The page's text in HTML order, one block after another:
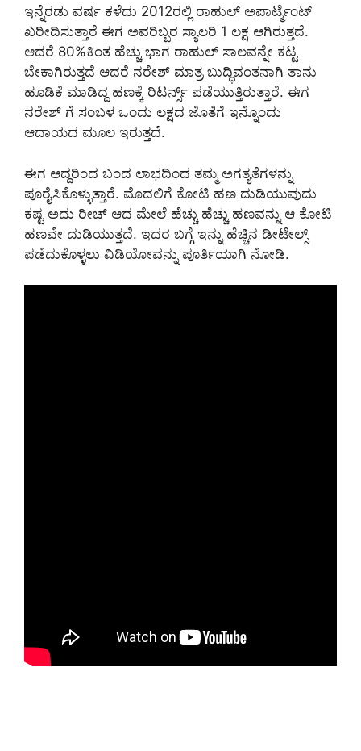
ಇನ್ನೆರಡು ವರ್ಷ ಕಳೆದು 2012ರಲ್ಲಿ ರಾಹುಲ್ ಅಪಾರ್ಟ್ಮೆಂಟ್
ಖರೀದಿಸುತ್ತಾರೆ ಈಗ ಅವರಿಬ್ಬರ ಸ್ಯಾಲರಿ 1 ಲಕ್ಷ ಆಗಿರುತ್ತದೆ.
ಆದರೆ 80%ಕಿಂತ ಹೆಚ್ಚು ಭಾಗ ರಾಹುಲ್ ಸಾಲವನ್ನೇ ಕಟ್ಟ
ಬೇಕಾಗಿರುತ್ತದೆ ಆದರೆ ನರೇಶ್ ಮಾತ್ರ ಬುದ್ಧಿವಂತನಾಗಿ ತಾನು
ಹೂಡಿಕೆ ಮಾಡಿದ್ದ ಹಣಕ್ಕೆ ರಿಟರ್ನ್ಸ್ ಪಡೆಯುತ್ತಿರುತ್ತಾರೆ. ಈಗ
ನರೇಶ್ ಗೆ ಸಂಬಳ ಒಂದು ಲಕ್ಷದ ಜೊತೆಗೆ ಇನ್ನೊಂದು
ಆದಾಯದ ಮೂಲ ಇರುತ್ತದೆ.
ಈಗ ಆದ್ದರಿಂದ ಬಂದ ಲಾಭದಿಂದ ತಮ್ಮ ಅಗತ್ಯತೆಗಳನ್ನು
ಪೂರೈಸಿಕೊಳ್ಳುತ್ತಾರೆ. ಮೊದಲಿಗೆ ಕೋಟಿ ಹಣ ದುಡಿಯುವುದು
ಕಷ್ಟ ಅದು ರೀಚ್ ಆದ ಮೇಲೆ ಹೆಚ್ಚು ಹೆಚ್ಚು ಹಣವನ್ನು ಆ ಕೋಟಿ
ಹಣವೇ ದುಡಿಯುತ್ತದೆ. ಇದರ ಬಗ್ಗೆ ಇನ್ನು ಹೆಚ್ಚಿನ ಡೀಟೇಲ್ಸ್
ಪಡೆದುಕೊಳ್ಳಲು ವಿಡಿಯೋವನ್ನು ಪೂರ್ತಿಯಾಗಿ ನೋಡಿ.